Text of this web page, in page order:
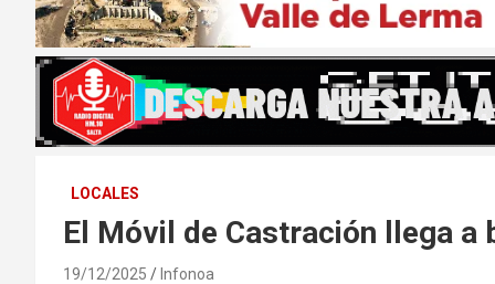
LOCALES
El Móvil de Castración llega a
19/12/2025 Infonoa